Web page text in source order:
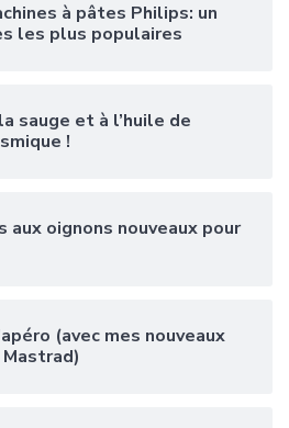
à pâtes Philips: un
les plus populaires
sauge et à l’huile de
!
oignons nouveaux pour
(avec mes nouveaux